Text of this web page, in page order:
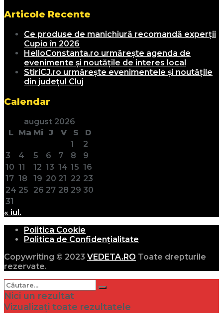
Articole Recente
Ce produse de manichiură recomandă experții
Cupio în 2026
HelloConstanta.ro urmărește agenda de
evenimente și noutățile de interes local
StiriCJ.ro urmărește evenimentele și noutățile
din județul Cluj
Calendar
august 2026
L Ma Mi J V S
D
1
2
3
4 5 6 7 8
9
10 11 12 13 14 15 16
17 18 19 20 21 22 23
24 25 26 27 28 29 30
31
« iul.
Politica Cookie
Politica de Confidențialitate
Copywriting © 2023 VEDETA.RO Toate drepturile
rezervate.
Nici un rezultat
Vizualizați toate rezultatele